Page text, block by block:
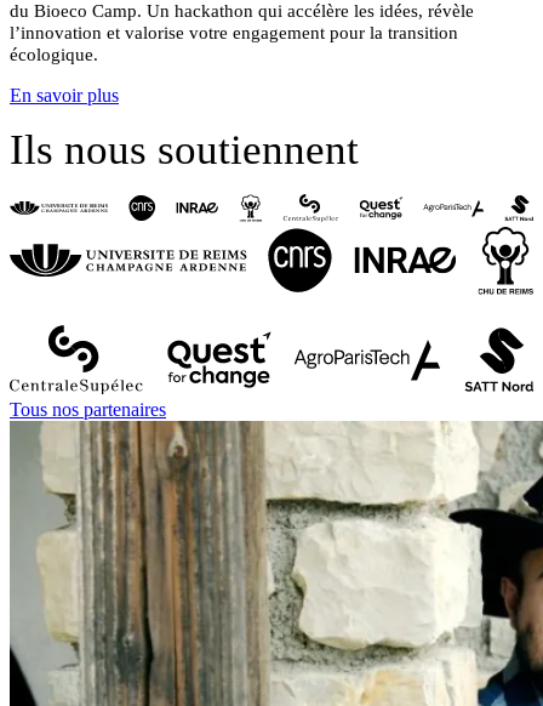
du Bioeco Camp. Un hackathon qui accélère les idées, révèle
l’innovation et valorise votre engagement pour la transition
écologique.
En savoir plus
Ils nous soutiennent
Tous nos partenaires